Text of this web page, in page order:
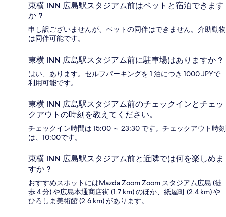
東横 INN 広島駅スタジアム前はペットと宿泊できます
か ?
申し訳ございませんが、ペットの同伴はできません。介助動物
は同伴可能です。
東横 INN 広島駅スタジアム前に駐車場はありますか ?
はい、あります。セルフパーキングを 1 泊につき 1000 JPYで
利用可能です。
東横 INN 広島駅スタジアム前のチェックインとチェッ
クアウトの時刻を教えてください。
チェックイン時間は 15:00 ～ 23:30 です。チェックアウト時刻
は、10:00です。
東横 INN 広島駅スタジアム前と近隣では何を楽しめま
すか ?
おすすめスポットにはMazda Zoom Zoom スタジアム広島 (徒
歩 4 分) や広島本通商店街 (1.7 km) のほか、紙屋町 (2.4 km) や
ひろしま美術館 (2.6 km) があります。